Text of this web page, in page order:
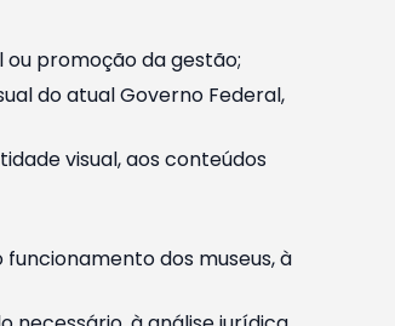
promoção da gestão;
do atual Governo Federal,
visual, aos conteúdos
dos museus, à